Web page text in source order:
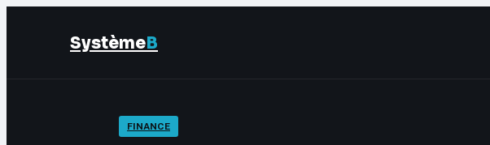
SystèmeB
FINANCE